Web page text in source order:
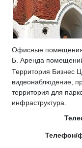
Офисные помещения
Б. Аренда
Территория Бизнес
видеонаблюдение,
территория для
инфраструктура.
Телефон/